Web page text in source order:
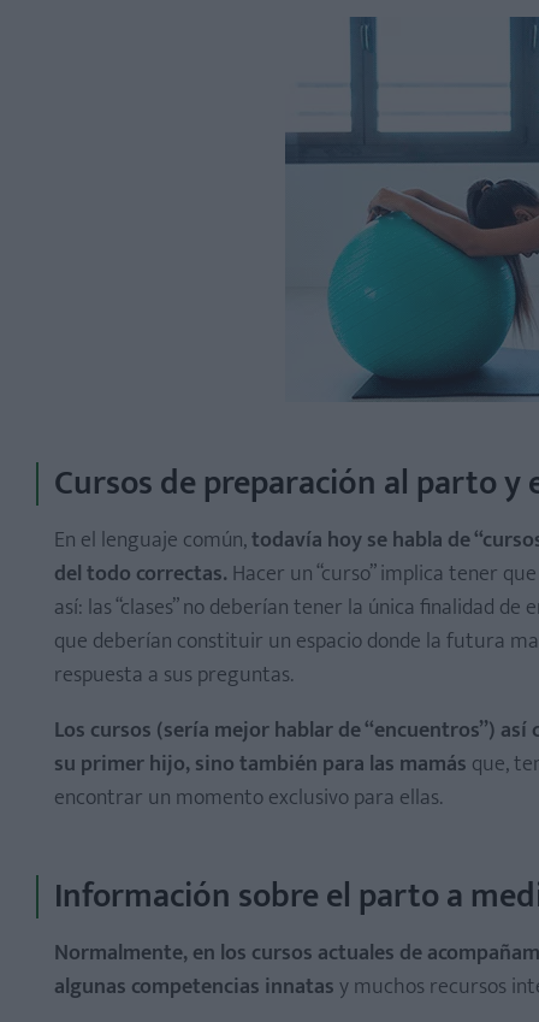
Cursos de preparación al parto
En el lenguaje común,todavía hoy se habla de
del todo correctas. Hacer un “curso” implica tener
así: las “clases” no deberían tener la única finalidad
que deberían constituir un espacio donde la futura
respuesta a sus preguntas.
Los cursos (sería mejor hablar de “encuentros”)
su primer hijo, sino también para las mamás que,
encontrar un momento exclusivo para ellas.
Información sobre el parto a
Normalmente, en los cursos actuales de
algunas competencias innatasy muchos recursos